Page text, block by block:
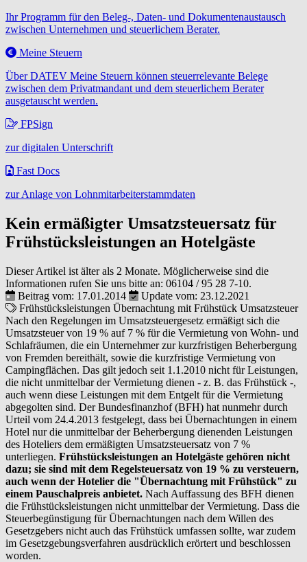
Ihr Programm für den Beleg-, Daten- und Dokumentenaustausch
zwischen Unternehmen und steuerlichem Berater.
Meine Steuern
Über DATEV Meine Steuern können steuerrelevante Belege
zwischen dem Privatmandant und dem steuerlichem Berater
ausgetauscht werden.
FPSign
zur digitalen Unterschrift
Fast Docs
zur Anlage von Lohnmitarbeiterstammdaten
Kein ermäßigter Umsatzsteuersatz für
Frühstücksleistungen an Hotelgäste
Dieser Artikel ist älter als 2 Monate. Möglicherweise sind die
Informationen rufen Sie uns bitte an: 06104 / 95 28 7-10.
Beitrag vom: 17.01.2014
Update vom: 23.12.2021
Frühstücksleistungen Übernachtung mit Frühstück Umsatzsteuer
Nach den Regelungen im Umsatzsteuergesetz ermäßigt sich die
Umsatzsteuer von 19 % auf 7 % für die Vermietung von Wohn- und
Schlafräumen, die ein Unternehmer zur kurzfristigen Beherbergung
von Fremden bereithält, sowie die kurzfristige Vermietung von
Campingflächen. Das gilt jedoch seit 1.1.2010 nicht für Leistungen,
die nicht unmittelbar der Vermietung dienen - z. B. das Frühstück -,
auch wenn diese Leistungen mit dem Entgelt für die Vermietung
abgegolten sind. Der Bundesfinanzhof (BFH) hat nunmehr durch
Urteil vom 24.4.2013 festgelegt, dass bei Übernachtungen in einem
Hotel nur die unmittelbar der Beherbergung dienenden Leistungen
des Hoteliers dem ermäßigten Umsatzsteuersatz von 7 %
unterliegen. Frühstücksleistungen an Hotelgäste gehören nicht
dazu; sie sind mit dem Regelsteuersatz von 19 % zu versteuern,
auch wenn der Hotelier die "Übernachtung mit Frühstück" zu
einem Pauschalpreis anbietet. Nach Auffassung des BFH dienen
die Frühstücksleistungen nicht unmittelbar der Vermietung. Dass die
Steuerbegünstigung für Übernachtungen nach dem Willen des
Gesetzgebers nicht auch das Frühstück umfassen sollte, war zudem
im Gesetzgebungsverfahren ausdrücklich erörtert und beschlossen
worden.